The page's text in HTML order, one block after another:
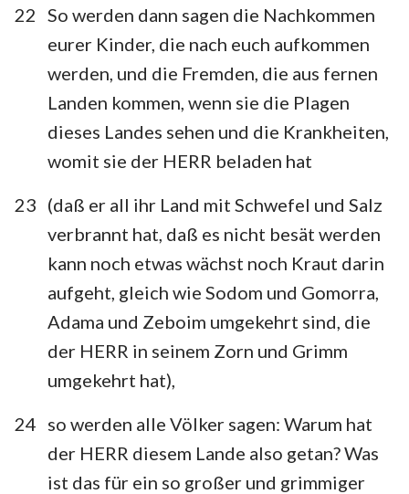
22 So werden dann sagen die Nachkommen
eurer Kinder, die nach euch aufkommen
werden, und die Fremden, die aus fernen
Landen kommen, wenn sie die Plagen
dieses Landes sehen und die Krankheiten,
womit sie der HERR beladen hat
23 (daß er all ihr Land mit Schwefel und Salz
verbrannt hat, daß es nicht besät werden
kann noch etwas wächst noch Kraut darin
aufgeht, gleich wie Sodom und Gomorra,
Adama und Zeboim umgekehrt sind, die
der HERR in seinem Zorn und Grimm
umgekehrt hat),
24 so werden alle Völker sagen: Warum hat
der HERR diesem Lande also getan? Was
ist das für ein so großer und grimmiger